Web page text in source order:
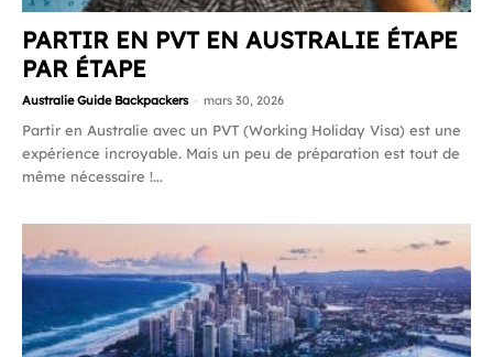
PARTIR EN PVT EN AUSTRALIE ÉTAPE
PAR ÉTAPE
Australie Guide Backpackers - mars 30, 2026
Partir en Australie avec un PVT (Working Holiday Visa) est une
expérience incroyable. Mais un peu de préparation est tout de
même nécessaire !...